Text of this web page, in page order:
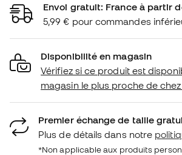
Envoi gratuit: France à partir
5,99 € pour commandes
Disponibilité en magasin
Vérifiez si ce produit est
magasin le plus proche de chez
Premier échange de taille
Plus de détails dans notre
*Non applicable aux produits